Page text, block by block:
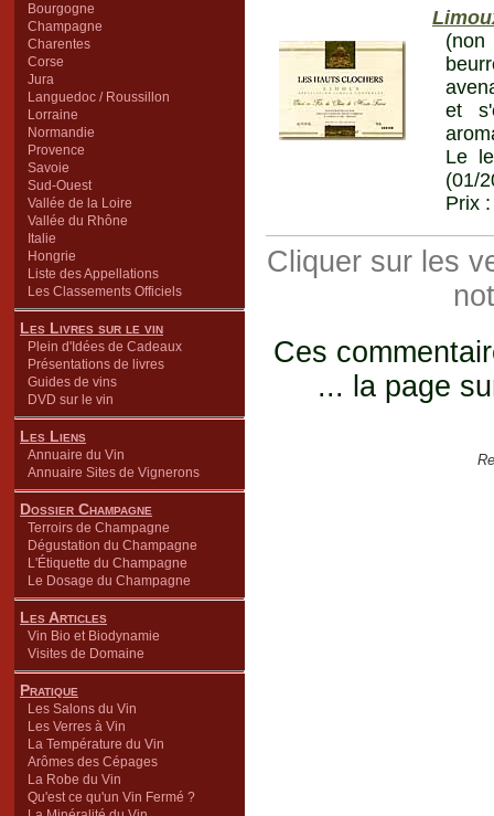
Bourgogne
Champagne
Charentes
Corse
Jura
Languedoc / Roussillon
Lorraine
Normandie
Provence
Savoie
Sud-Ouest
Vallée de la Loire
Vallée du Rhône
Italie
Hongrie
Liste des Appellations
Les Classements Officiels
Les Livres sur le vin
Plein d'Idées de Cadeaux
Présentations de livres
Guides de vins
DVD sur le vin
Les Liens
Annuaire du Vin
Annuaire Sites de Vignerons
Dossier Champagne
Terroirs de Champagne
Dégustation du Champagne
L'Étiquette du Champagne
Le Dosage du Champagne
Les Articles
Vin Bio et Biodynamie
Visites de Domaine
Pratique
Les Salons du Vin
Les Verres à Vin
La Température du Vin
Arômes des Cépages
La Robe du Vin
Qu'est ce qu'un Vin Fermé ?
et
Le
(01/
Prix
Cliquer sur les
Ces
... la page